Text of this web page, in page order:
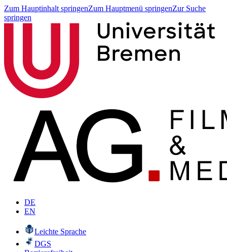
Zum Hauptinhalt springenZum Hauptmenü springenZur Suche
springen
DE
EN
Leichte Sprache
DGS